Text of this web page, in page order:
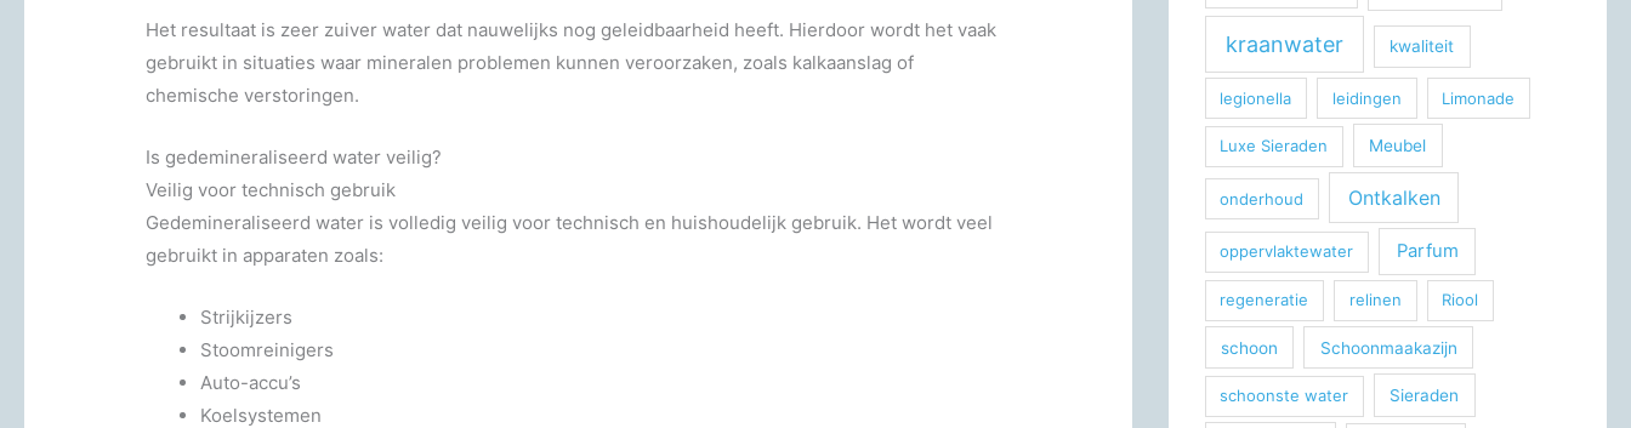
Het resultaat is zeer zuiver water dat nauwelijks nog geleidbaarheid heeft. Hierdoor wordt het vaak
gebruikt in situaties waar mineralen problemen kunnen veroorzaken, zoals kalkaanslag of
chemische verstoringen.
Is gedemineraliseerd water veilig?
Veilig voor technisch gebruik
Gedemineraliseerd water is volledig veilig voor technisch en huishoudelijk gebruik. Het wordt veel
gebruikt in apparaten zoals:
Strijkijzers
Stoomreinigers
Auto-accu’s
Koelsystemen
kraanwater kwaliteit
legionella leidingen Limonade
Luxe Sieraden Meubel
onderhoud Ontkalken
oppervlaktewater Parfum
regeneratie relinen Riool
schoon Schoonmaakazijn
schoonste water Sieraden